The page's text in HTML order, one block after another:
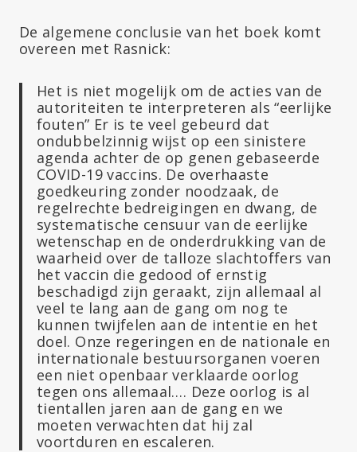
De algemene conclusie van het boek komt
overeen met Rasnick:
Het is niet mogelijk om de acties van de
autoriteiten te interpreteren als “eerlijke
fouten” Er is te veel gebeurd dat
ondubbelzinnig wijst op een sinistere
agenda achter de op genen gebaseerde
COVID-19 vaccins. De overhaaste
goedkeuring zonder noodzaak, de
regelrechte bedreigingen en dwang, de
systematische censuur van de eerlijke
wetenschap en de onderdrukking van de
waarheid over de talloze slachtoffers van
het vaccin die gedood of ernstig
beschadigd zijn geraakt, zijn allemaal al
veel te lang aan de gang om nog te
kunnen twijfelen aan de intentie en het
doel. Onze regeringen en de nationale en
internationale bestuursorganen voeren
een niet openbaar verklaarde oorlog
tegen ons allemaal…. Deze oorlog is al
tientallen jaren aan de gang en we
moeten verwachten dat hij zal
voortduren en escaleren.